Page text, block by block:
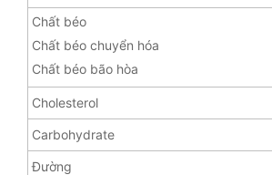
Chất béo
Chất béo chuyển hóa
Chất béo bão hòa
Cholesterol
Carbohydrate
Đường